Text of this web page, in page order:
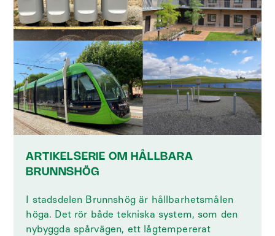
ARTIKELSERIE OM HÅLLBARA
BRUNNSHÖG
I stadsdelen Brunnshög är hållbarhetsmålen
höga. Det rör både tekniska system, som den
nybyggda spårvägen, ett lågtempererat